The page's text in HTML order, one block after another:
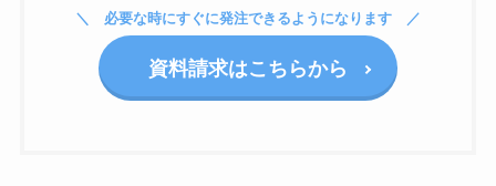
必要な時にすぐに発注できるようになります
資料請求はこちらから